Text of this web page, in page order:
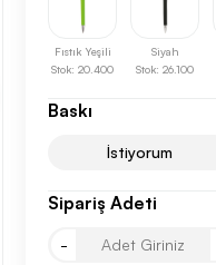
Fıstık Yeşili
Stok: 20.400
Siyah
Stok: 26.100
Baskı
İstiyorum
Sipariş Adeti
-